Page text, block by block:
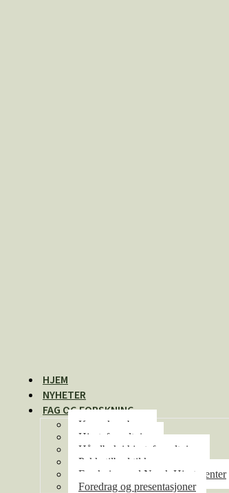
HJEM
NYHETER
FAG OG FORSKNING
Kunnskapsbase
Hjorteforvaltning
Håndbok i hjorteforvaltning
Pakketilbud til kommunene
Forskning ved Norsk Hjortesenter
Foredrag og presentasjoner